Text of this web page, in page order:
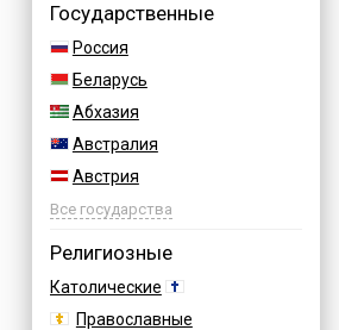
Государственные
Россия
Беларусь
Абхазия
Австралия
Австрия
Азербайджан
Все государства
Религиозные
Католические
Православные